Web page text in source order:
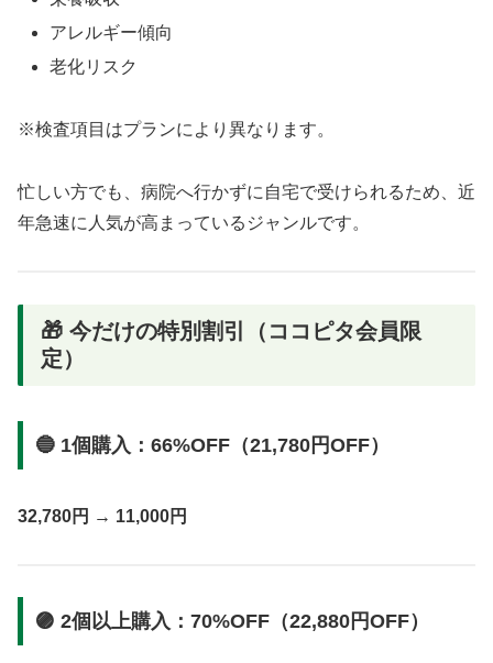
アレルギー傾向
老化リスク
※検査項目はプランにより異なります。
忙しい方でも、病院へ行かずに自宅で受けられるため、近
年急速に人気が高まっているジャンルです。
🎁 今だけの特別割引（ココピタ会員限
定）
🔵 1個購入：66%OFF（21,780円OFF）
32,780円 → 11,000円
🟣 2個以上購入：70%OFF（22,880円OFF）